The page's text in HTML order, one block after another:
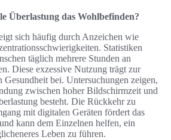
Überlastung das Wohlbefinden?
sich häufig durch Anzeichen wie
Statistiken
täglich mehrere Stunden an
Diese exzessive Nutzung trägt zur
Gesundheit bei. Untersuchungen zeigen,
zwischen hoher Bildschirmzeit und
besteht. Die Rückkehr zu
mit digitalen Geräten fördert das
kann dem Einzelnen helfen, ein
Leben zu führen.